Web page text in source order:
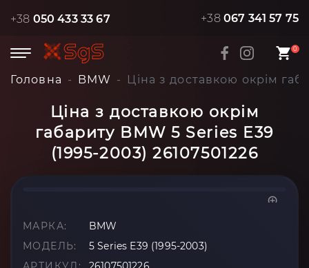
+38 050 433 33 67 +38 067 341 57 75
0
Головна BMW Ціна з доставкою окрім
Ціна з доставкою окрім
габариту BMW 5 Series E39
(1995-2003) 26107501226
МАРКА:
BMW
МОДЕЛЬ:
5 Series E39 (1995-2003)